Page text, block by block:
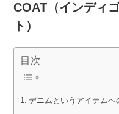
COAT（インディ
ト）
目次
デニムというアイテムへ